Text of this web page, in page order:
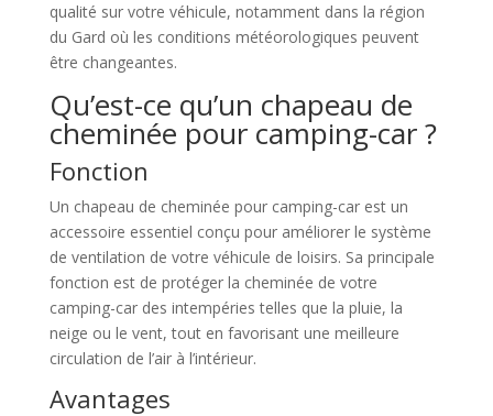
qualité sur votre véhicule, notamment dans la région
du Gard où les conditions météorologiques peuvent
être changeantes.
Qu’est-ce qu’un chapeau de
cheminée pour camping-car ?
Fonction
Un chapeau de cheminée pour camping-car est un
accessoire essentiel conçu pour améliorer le système
de ventilation de votre véhicule de loisirs. Sa principale
fonction est de protéger la cheminée de votre
camping-car des intempéries telles que la pluie, la
neige ou le vent, tout en favorisant une meilleure
circulation de l’air à l’intérieur.
Avantages